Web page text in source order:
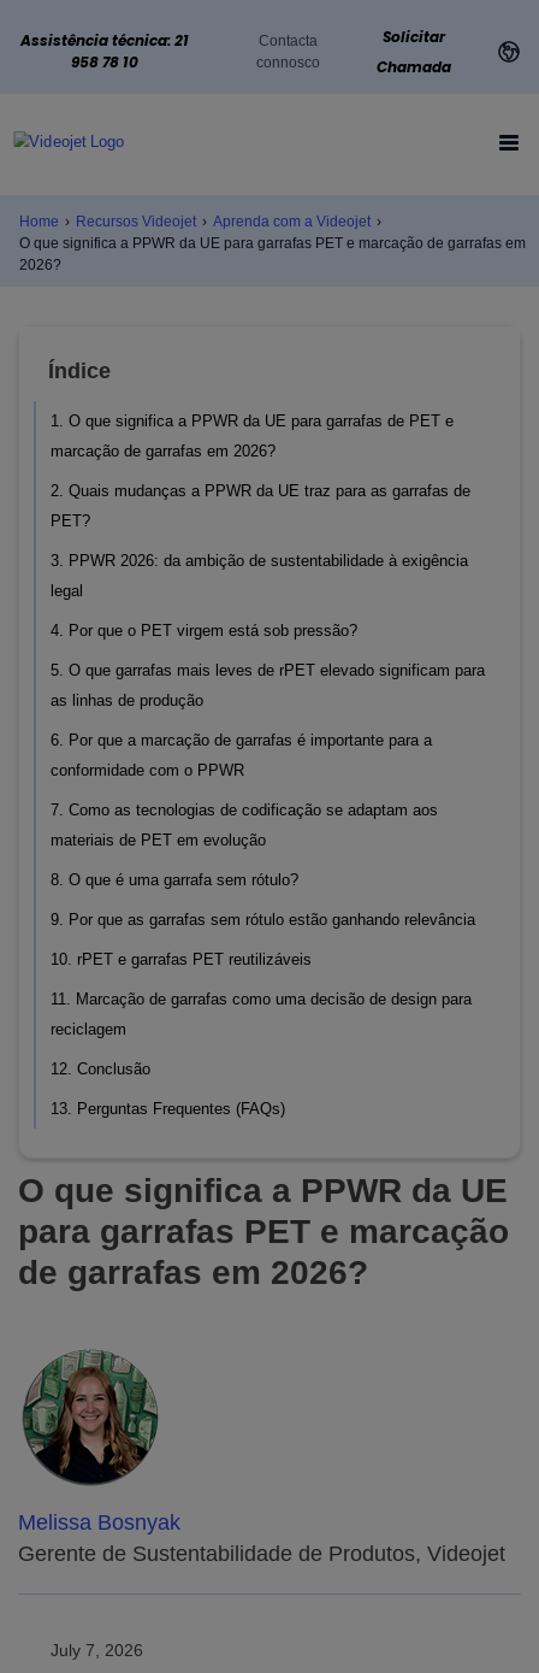
Assistência técnica: 21
958 78 10
Contacta
connosco
Solicitar
Chamada
Home › Recursos Videojet › Aprenda com a Videojet ›
O que significa a PPWR da UE para garrafas PET e marcação de garrafas em
2026?
Índice
1. O que significa a PPWR da UE para garrafas de PET e
marcação de garrafas em 2026?
2. Quais mudanças a PPWR da UE traz para as garrafas de
PET?
3. PPWR 2026: da ambição de sustentabilidade à exigência
legal
4. Por que o PET virgem está sob pressão?
5. O que garrafas mais leves de rPET elevado significam para
as linhas de produção
6. Por que a marcação de garrafas é importante para a
conformidade com o PPWR
7. Como as tecnologias de codificação se adaptam aos
materiais de PET em evolução
8. O que é uma garrafa sem rótulo?
9. Por que as garrafas sem rótulo estão ganhando relevância
10. rPET e garrafas PET reutilizáveis
11. Marcação de garrafas como uma decisão de design para
reciclagem
12. Conclusão
13. Perguntas Frequentes (FAQs)
O que significa a PPWR da UE
para garrafas PET e marcação
de garrafas em 2026?
Melissa Bosnyak
Gerente de Sustentabilidade de Produtos, Videojet
July 7, 2026